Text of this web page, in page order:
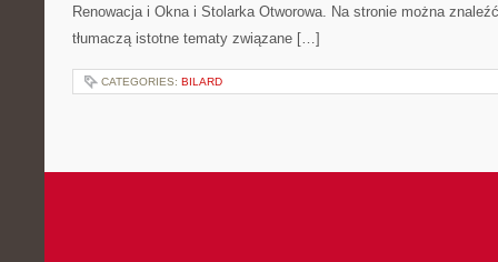
Renowacja i Okna i Stolarka Otworowa. Na stronie można
tłumaczą istotne tematy związane […]
CATEGORIES: BILARD